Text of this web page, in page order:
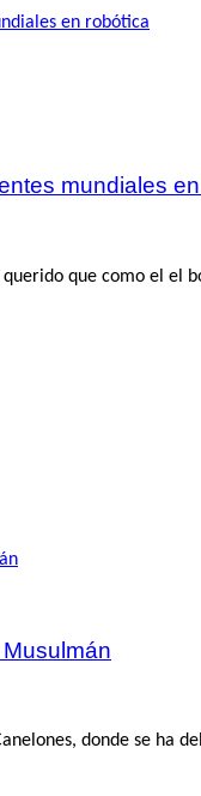
mundiales
que como el el
donde se